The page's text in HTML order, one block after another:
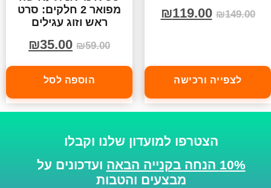
₪149.00
₪119.00
לצפייה ורכישה
מפואר 2 חלקים: סרט
ראש וזוג עגילים
₪59.00
₪35.00
הוספה לסל
הצטרפו למועדון שלנו וקבלו
10% הנחה בקנייה הבאה
ועדכונים על
מבצעים והטבות